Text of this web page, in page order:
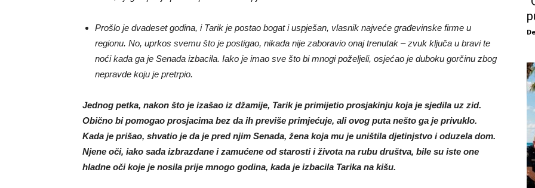
Prošlo je dvadeset godina, i Tarik je postao bogat i uspješan, vlasnik najveće građevinske firme u
regionu. No, uprkos svemu što je postigao, nikada nije zaboravio onaj trenutak – zvuk ključa u bravi te
noći kada ga je Senada izbacila. Iako je imao sve što bi mnogi poželjeli, osjećao je duboku gorčinu zbog
nepravde koju je pretrpio.
Jednog petka, nakon što je izašao iz džamije, Tarik je primijetio prosjakinju koja je sjedila uz zid.
Obično bi pomogao prosjacima bez da ih previše primjećuje, ali ovog puta nešto ga je privuklo.
Kada je prišao, shvatio je da je pred njim Senada, žena koja mu je uništila djetinjstvo i oduzela dom.
Njene oči, iako sada izbrazdane i zamućene od starosti i života na rubu društva, bile su iste one
hladne oči koje je nosila prije mnogo godina, kada je izbacila Tarika na kišu.